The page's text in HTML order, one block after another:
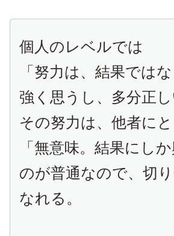
個人のレベルでは
「努力は、結果では
強く思うし、多分正し
その努力は、他者に
「無意味。結果にし
のが普通なので、切
なれる。